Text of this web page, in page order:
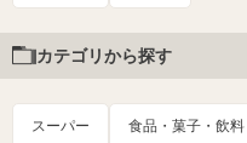
カテゴリから探す
スーパー 食品・菓子・飲